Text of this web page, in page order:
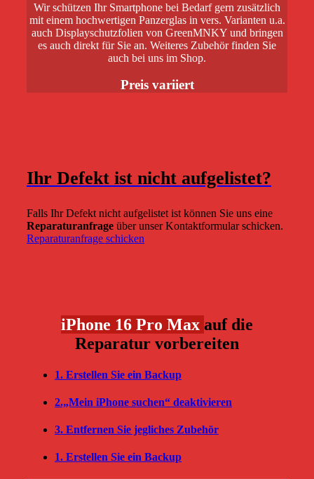
Wir schützen Ihr Smartphone bei Bedarf gern zusätzlich
mit einem hochwertigen Panzerglas in vers. Varianten u.a.
auch Displayschutzfolien von GreenMNKY und bringen
es auch direkt für Sie an. Weiteres Zubehör finden Sie
auch bei uns im Shop.
Preis variiert
Ihr Defekt ist nicht aufgelistet?
Falls Ihr Defekt nicht aufgelistet ist können Sie uns eine
Reparaturanfrage über unser Kontaktformular schicken.
Reparaturanfrage schicken
iPhone 16 Pro Max auf die
Reparatur vorbereiten
1. Erstellen Sie ein Backup
2.„Mein iPhone suchen“ deaktivieren
3. Entfernen Sie jegliches Zubehör
1. Erstellen Sie ein Backup